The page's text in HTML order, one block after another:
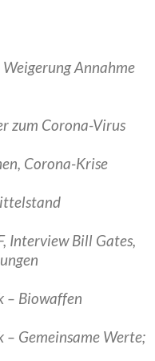
Annahme
zum Corona-Virus
Corona-Krise
Interview Bill Gates,
– Biowaffen
– Gemeinsame Werte;